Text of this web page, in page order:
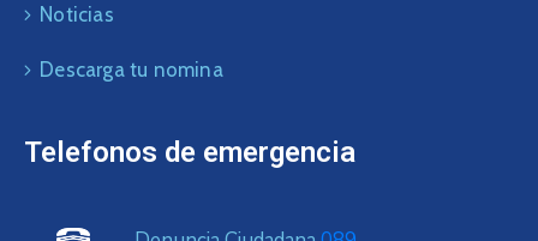
Noticias
Descarga tu nomina
Telefonos de emergencia